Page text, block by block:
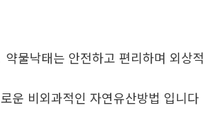
약물낙태는 안전하고 편리하며 외상
운 비외과적인 자연유산방법 입니다